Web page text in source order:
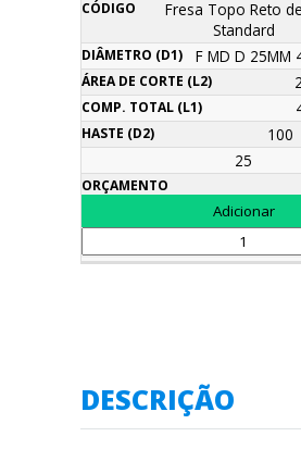
Fresa Topo Reto
Standard
F MD D 25MM
100
25
DESCRIÇÃO